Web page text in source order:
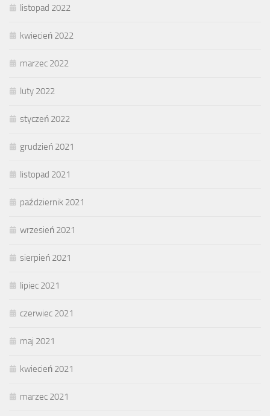
listopad 2022
kwiecień 2022
marzec 2022
luty 2022
styczeń 2022
grudzień 2021
listopad 2021
październik 2021
wrzesień 2021
sierpień 2021
lipiec 2021
czerwiec 2021
maj 2021
kwiecień 2021
marzec 2021